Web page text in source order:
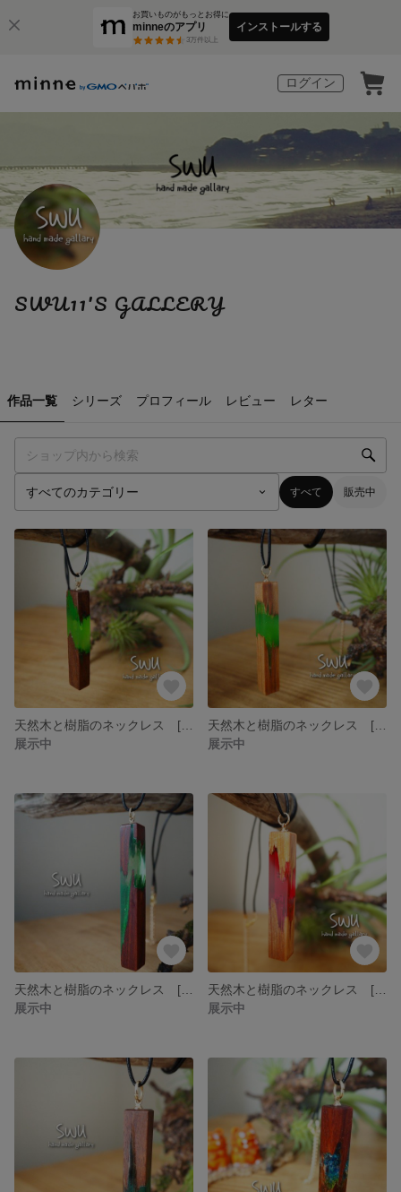
お買いものがもっとお得に
minneのアプリ
3万件以上
インストールする
ログイン
SWU11'S GALLERY
作品一覧 シリーズ プロフィール レビュー レター
すべて 販売中
展示中
展示中
展示中
展示中